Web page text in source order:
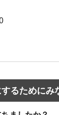
るために